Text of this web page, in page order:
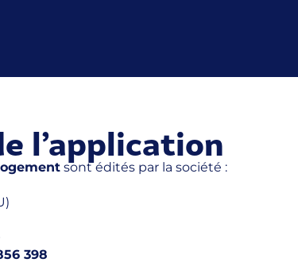
l’application
sont édités par la société :
398